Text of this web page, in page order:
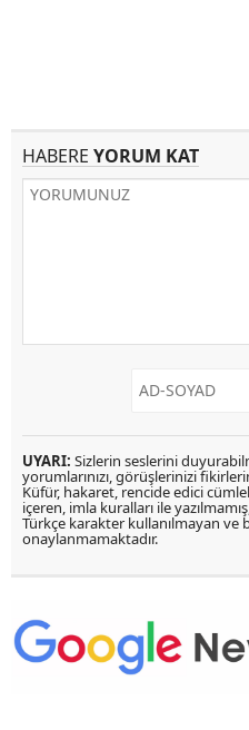
HABERE YORUM KAT
UYARI: Sizlerin seslerini
yorumlarınızı, görüşlerinizi
Küfür, hakaret, rencide edici
içeren, imla kuralları ile yazılmamış,
Türkçe karakter kullanılmayan ve
onaylanmamaktadır.